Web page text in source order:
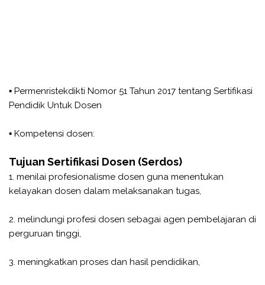
▪ Permenristekdikti Nomor 51 Tahun 2017 tentang Sertifikasi
Pendidik Untuk Dosen
▪ Kompetensi dosen:
Tujuan Sertifikasi Dosen (Serdos)
1. menilai profesionalisme dosen guna menentukan
kelayakan dosen dalam melaksanakan tugas,
2. melindungi profesi dosen sebagai agen pembelajaran di
perguruan tinggi,
3. meningkatkan proses dan hasil pendidikan,